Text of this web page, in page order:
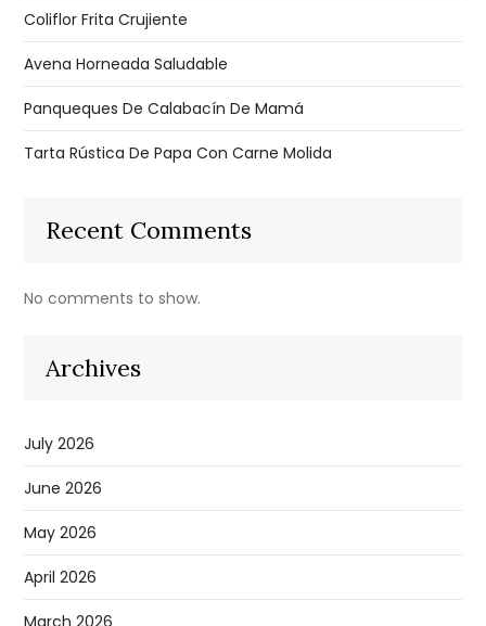
Coliflor Frita Crujiente
Avena Horneada Saludable
Panqueques De Calabacín De Mamá
Tarta Rústica De Papa Con Carne Molida
Recent Comments
No comments to show.
Archives
July 2026
June 2026
May 2026
April 2026
March 2026